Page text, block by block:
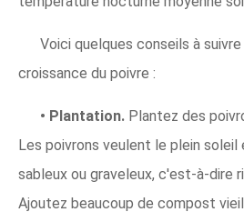
Voici quelques conseils à
croissance du poivre :
• Plantation. Plantez des
Les poivrons veulent le plein soleil
sableux ou graveleux, c'est-à-dire
Ajoutez beaucoup de compost